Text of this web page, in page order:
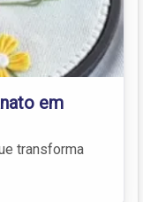
em
transforma